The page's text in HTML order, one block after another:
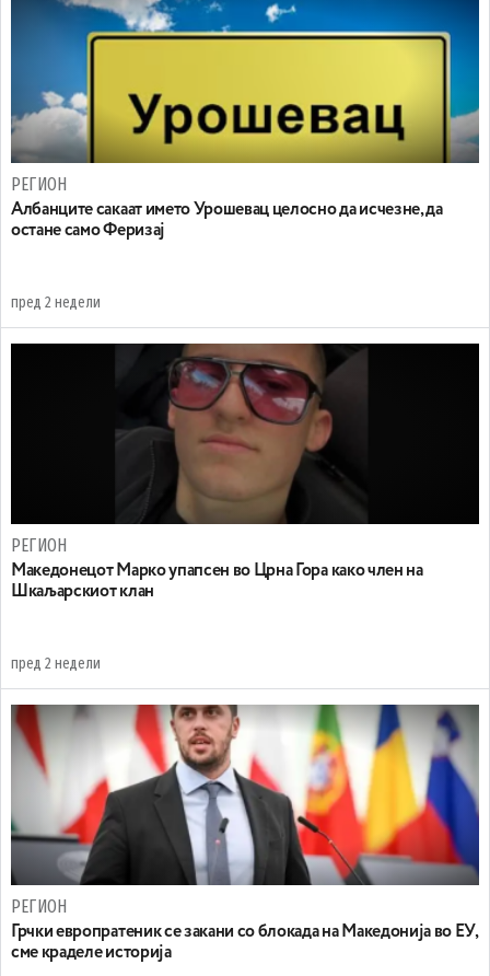
РЕГИОН
Aлбанците сакаат името Урошевац целосно да исчезне, да
остане само Феризај
пред 2 недели
РЕГИОН
Maкедонецот Марко упапсен во Црна Гора како член на
Шкаљарскиот клан
пред 2 недели
РЕГИОН
Грчки европратеник се закани со блокада на Македонија во ЕУ,
сме краделе историја